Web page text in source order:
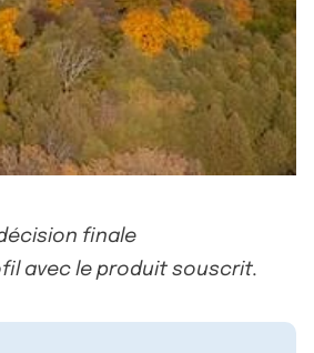
finale
avec le produit souscrit.